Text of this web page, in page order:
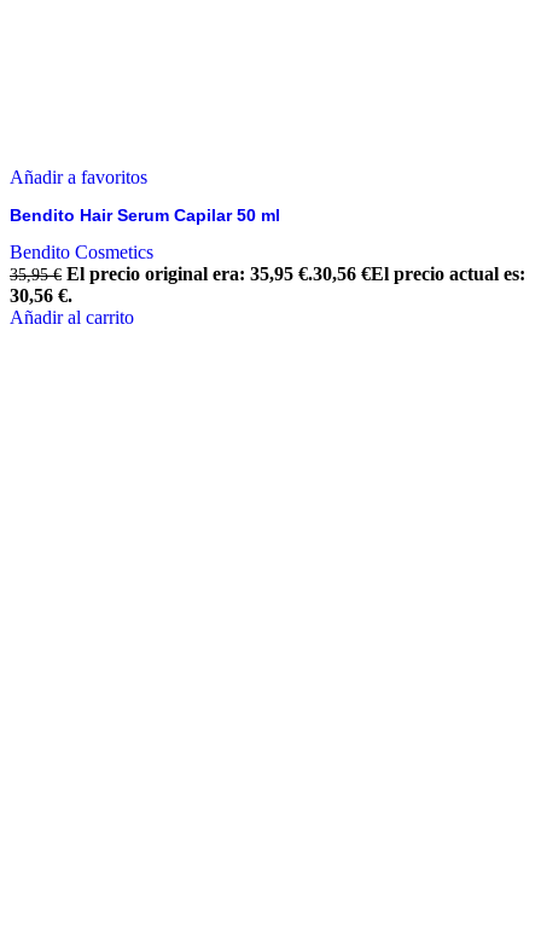
Añadir a favoritos
Bendito Hair Serum Capilar 50 ml
Bendito Cosmetics
35,95€ El precio original era: 35,95 €.30,56 €El precio actual es:
30,56 €.
Añadir al carrito